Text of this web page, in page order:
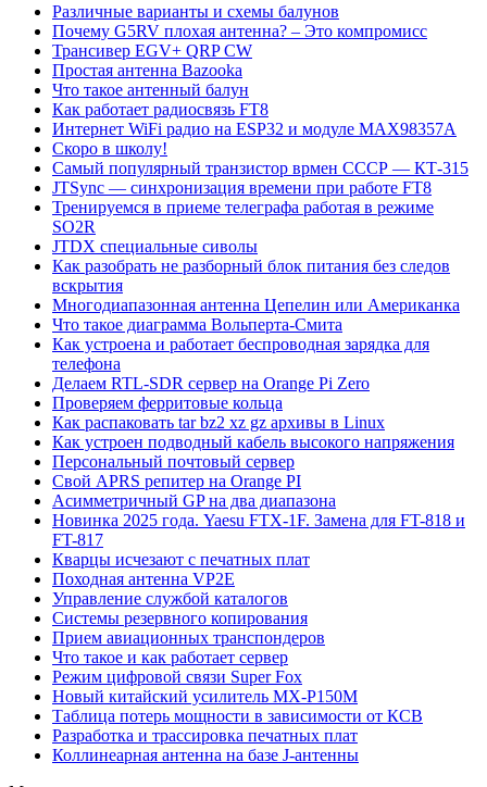
Различные варианты и схемы балунов
Почему G5RV плохая антенна? – Это компромисс
Трансивер EGV+ QRP CW
Простая антенна Bazooka
Что такое антенный балун
Как работает радиосвязь FT8
Интернет WiFi радио на ESP32 и модуле MAX98357A
Скоро в школу!
Самый популярный транзистор врмен СССР — КТ-315
JTSync — синхронизация времени при работе FT8
Тренируемся в приеме телеграфа работая в режиме
SO2R
JTDX специальные сиволы
Как разобрать не разборный блок питания без следов
вскрытия
Многодиапазонная антенна Цепелин или Американка
Что такое диаграмма Вольперта-Смита
Как устроена и работает беспроводная зарядка для
телефона
Делаем RTL-SDR сервер на Orange Pi Zero
Проверяем ферритовые кольца
Как распаковать tar bz2 xz gz архивы в Linux
Как устроен подводный кабель высокого напряжения
Персональный почтовый сервер
Свой APRS репитер на Orange PI
Асимметричный GP на два диапазона
Новинка 2025 года. Yaesu FTX-1F. Замена для FT-818 и
FT-817
Кварцы исчезают с печатных плат
Походная антенна VP2E
Управление службой каталогов
Системы резервного копирования
Прием авиационных транспондеров
Что такое и как работает сервер
Режим цифровой связи Super Fox
Новый китайский усилитель MX-P150M
Таблица потерь мощности в зависимости от КСВ
Разработка и трассировка печатных плат
Коллинеарная антенна на базе J-антенны